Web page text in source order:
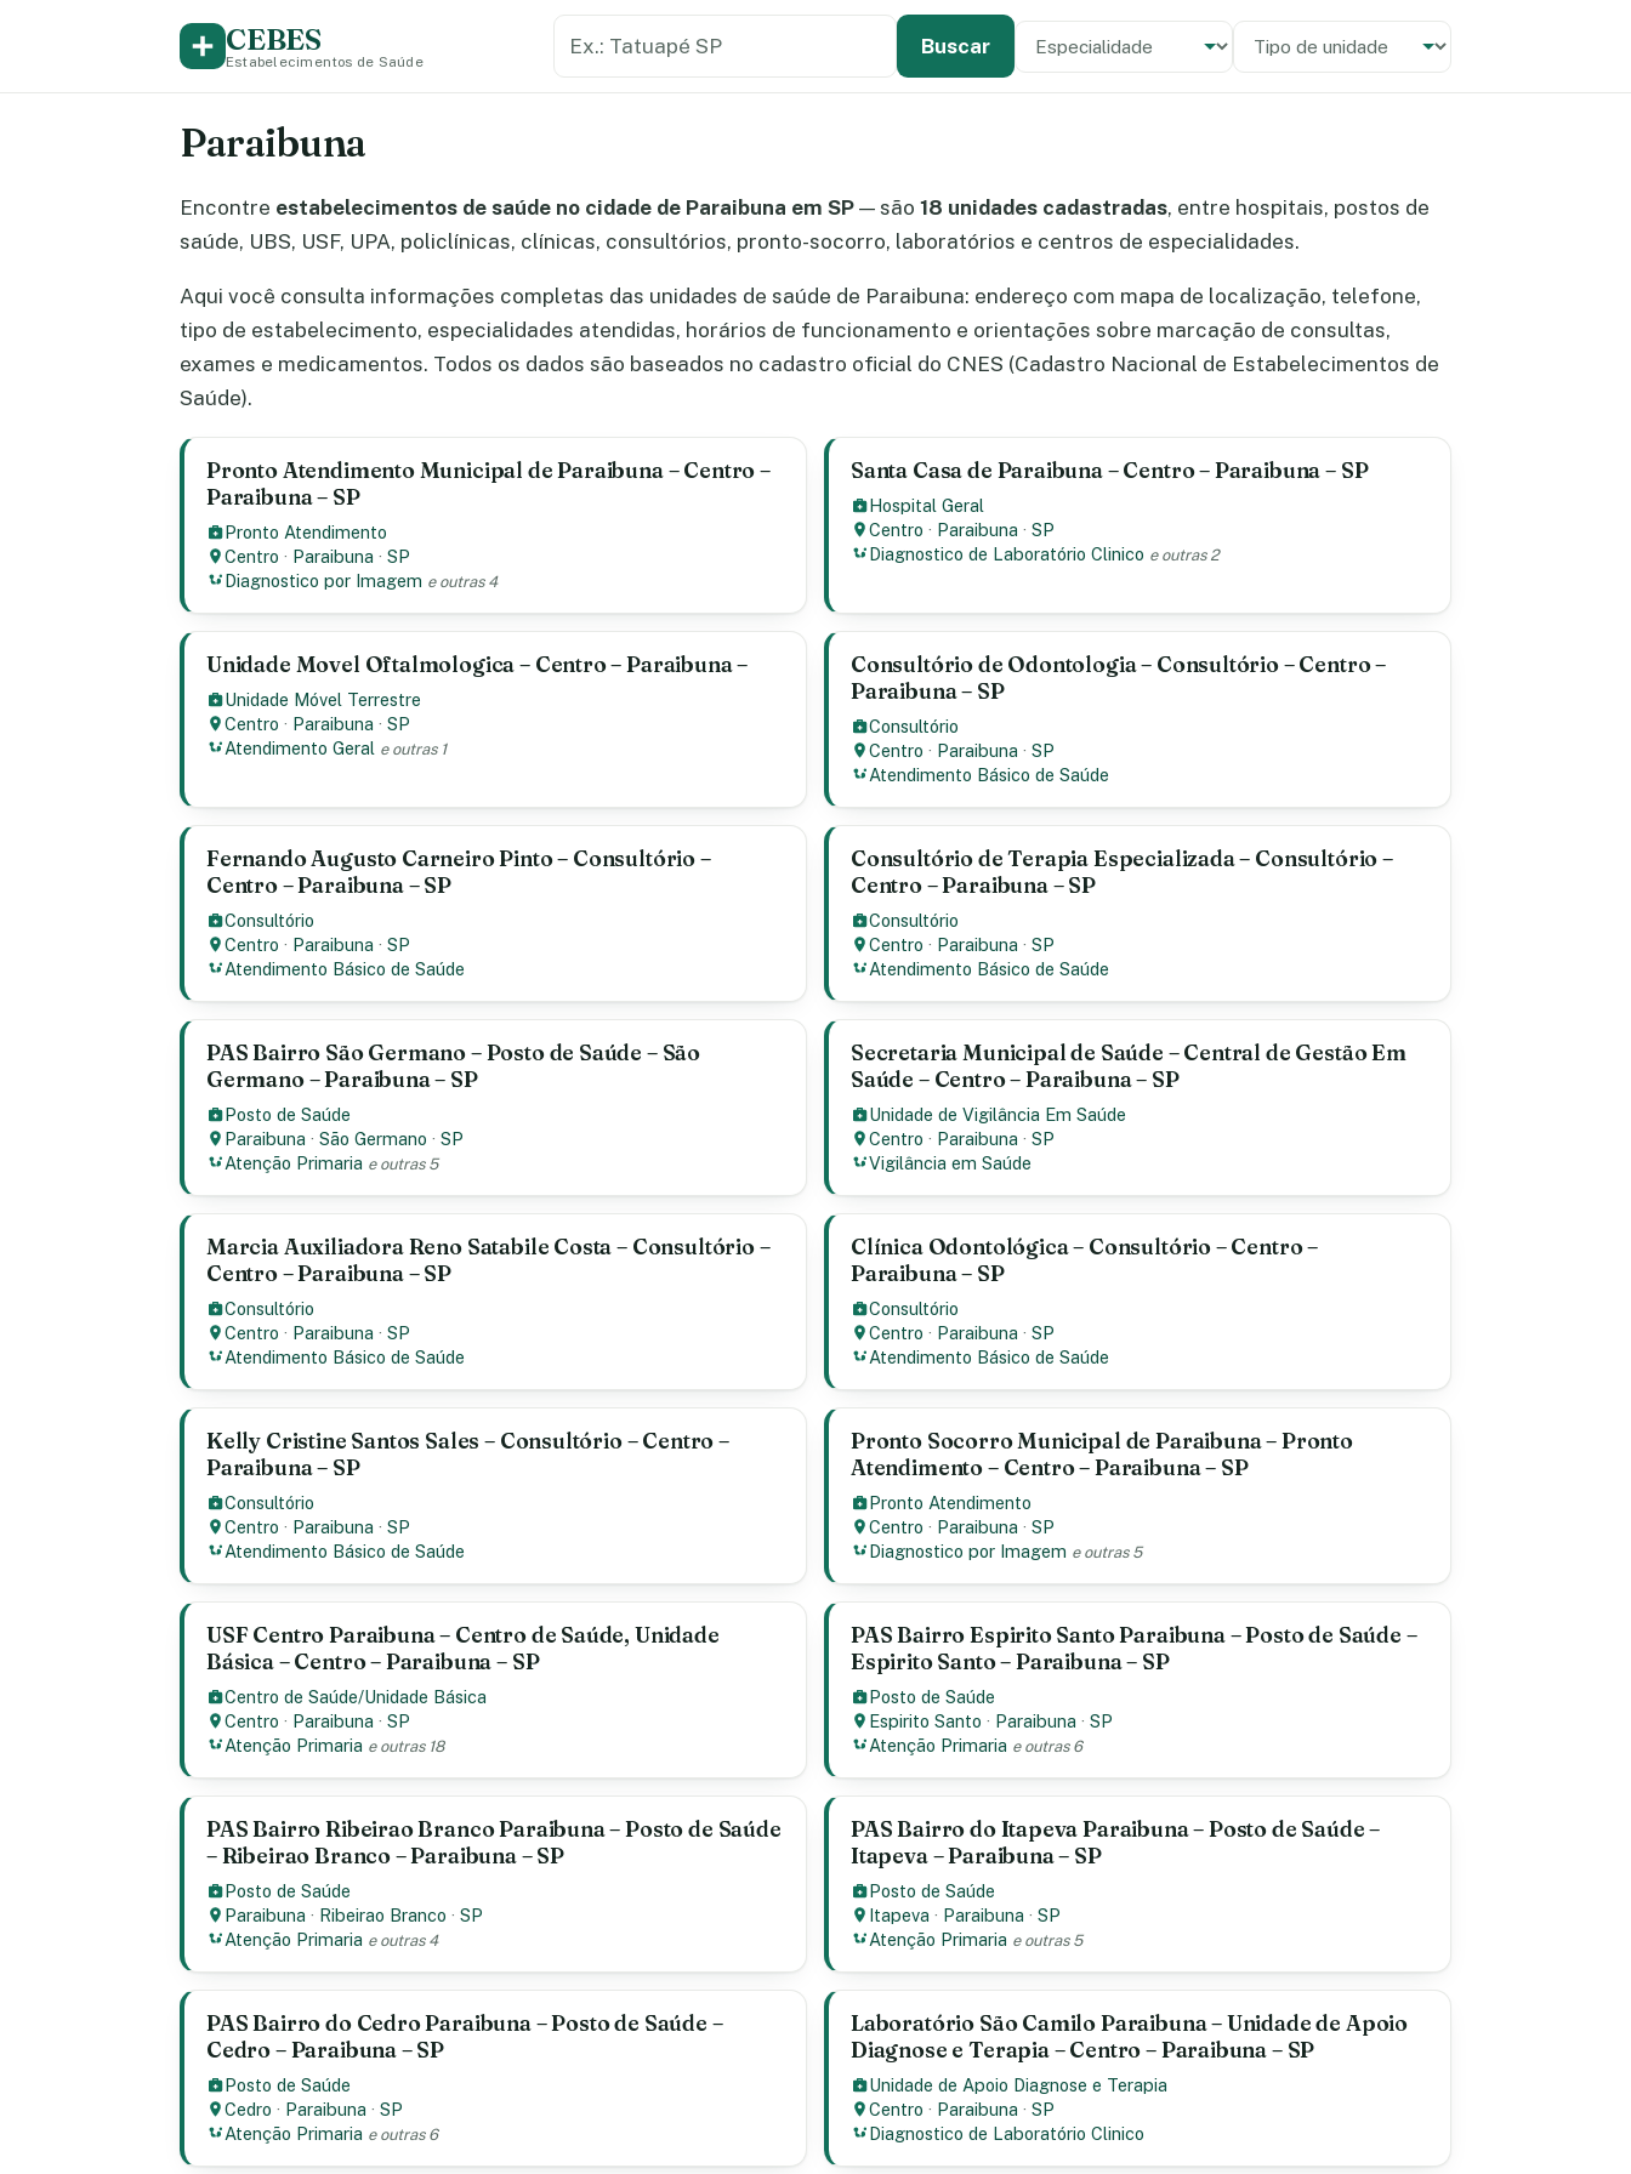
CEBES
Estabelecimentos de Saúde
Buscar Especialidade
Tipo de unidade
Paraibuna
Encontre estabelecimentos de saúde no cidade de Paraibuna em SP — são 18 unidades cadastradas, entre hospitais, postos de
saúde, UBS, USF, UPA, policlínicas, clínicas, consultórios, pronto-socorro, laboratórios e centros de especialidades.
Aqui você consulta informações completas das unidades de saúde de Paraibuna: endereço com mapa de localização, telefone,
tipo de estabelecimento, especialidades atendidas, horários de funcionamento e orientações sobre marcação de consultas,
exames e medicamentos. Todos os dados são baseados no cadastro oficial do CNES (Cadastro Nacional de Estabelecimentos de
Saúde).
Pronto Atendimento Municipal de Paraibuna – Centro –
Paraibuna – SP
Pronto Atendimento
Centro · Paraibuna ·SP
Diagnostico por Imagem e outras 4
Santa Casa de Paraibuna – Centro – Paraibuna – SP
Hospital Geral
Centro · Paraibuna ·SP
Diagnostico de Laboratório Clinico e outras 2
Unidade Movel Oftalmologica – Centro – Paraibuna –
Unidade Móvel Terrestre
Centro · Paraibuna ·SP
Atendimento Geral e outras 1
Consultório de Odontologia – Consultório – Centro –
Paraibuna – SP
Consultório
Centro · Paraibuna ·SP
Atendimento Básico de Saúde
Fernando Augusto Carneiro Pinto – Consultório –
Centro – Paraibuna – SP
Consultório
Centro · Paraibuna ·SP
Atendimento Básico de Saúde
Consultório de Terapia Especializada – Consultório –
Centro – Paraibuna – SP
Consultório
Centro · Paraibuna ·SP
Atendimento Básico de Saúde
PAS Bairro São Germano – Posto de Saúde – São
Germano – Paraibuna – SP
Posto de Saúde
Paraibuna ·São Germano ·SP
Atenção Primaria e outras 5
Secretaria Municipal de Saúde – Central de Gestão Em
Saúde – Centro – Paraibuna – SP
Unidade de Vigilância Em Saúde
Centro · Paraibuna ·SP
Vigilância em Saúde
Marcia Auxiliadora Reno Satabile Costa – Consultório –
Centro – Paraibuna – SP
Consultório
Centro · Paraibuna ·SP
Atendimento Básico de Saúde
Clínica Odontológica – Consultório – Centro –
Paraibuna – SP
Consultório
Centro · Paraibuna ·SP
Atendimento Básico de Saúde
Kelly Cristine Santos Sales – Consultório – Centro –
Paraibuna – SP
Consultório
Centro · Paraibuna ·SP
Atendimento Básico de Saúde
Pronto Socorro Municipal de Paraibuna – Pronto
Atendimento – Centro – Paraibuna – SP
Pronto Atendimento
Centro · Paraibuna ·SP
Diagnostico por Imagem e outras 5
USF Centro Paraibuna – Centro de Saúde, Unidade
Básica – Centro – Paraibuna – SP
Centro de Saúde/Unidade Básica
Centro · Paraibuna ·SP
Atenção Primaria e outras 18
PAS Bairro Espirito Santo Paraibuna – Posto de Saúde –
Espirito Santo – Paraibuna – SP
Posto de Saúde
Espirito Santo · Paraibuna ·SP
Atenção Primaria e outras 6
PAS Bairro Ribeirao Branco Paraibuna – Posto de Saúde
– Ribeirao Branco – Paraibuna – SP
Posto de Saúde
Paraibuna · Ribeirao Branco ·SP
Atenção Primaria e outras 4
PAS Bairro do Itapeva Paraibuna – Posto de Saúde –
Itapeva – Paraibuna – SP
Posto de Saúde
Itapeva · Paraibuna ·SP
Atenção Primaria e outras 5
PAS Bairro do Cedro Paraibuna – Posto de Saúde –
Cedro – Paraibuna – SP
Posto de Saúde
Cedro · Paraibuna ·SP
Atenção Primaria e outras 6
Laboratório São Camilo Paraibuna – Unidade de Apoio
Diagnose e Terapia – Centro – Paraibuna – SP
Unidade de Apoio Diagnose e Terapia
Centro · Paraibuna ·SP
Diagnostico de Laboratório Clinico